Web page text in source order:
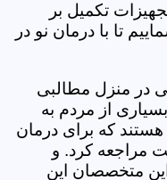
تکمیل بر
تا با درمان نو در
در منزل مطالبی
از مردم به
هستند که برای درمان
مراجعه کرد. و
متخصصان این